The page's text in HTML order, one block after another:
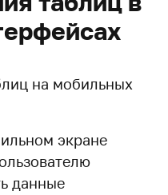
на мобильных
экране
данные